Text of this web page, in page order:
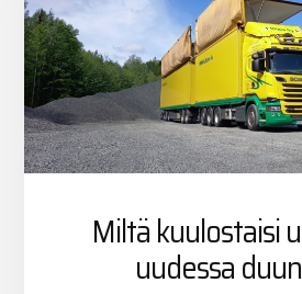
Miltä kuulostaisi
uudessa